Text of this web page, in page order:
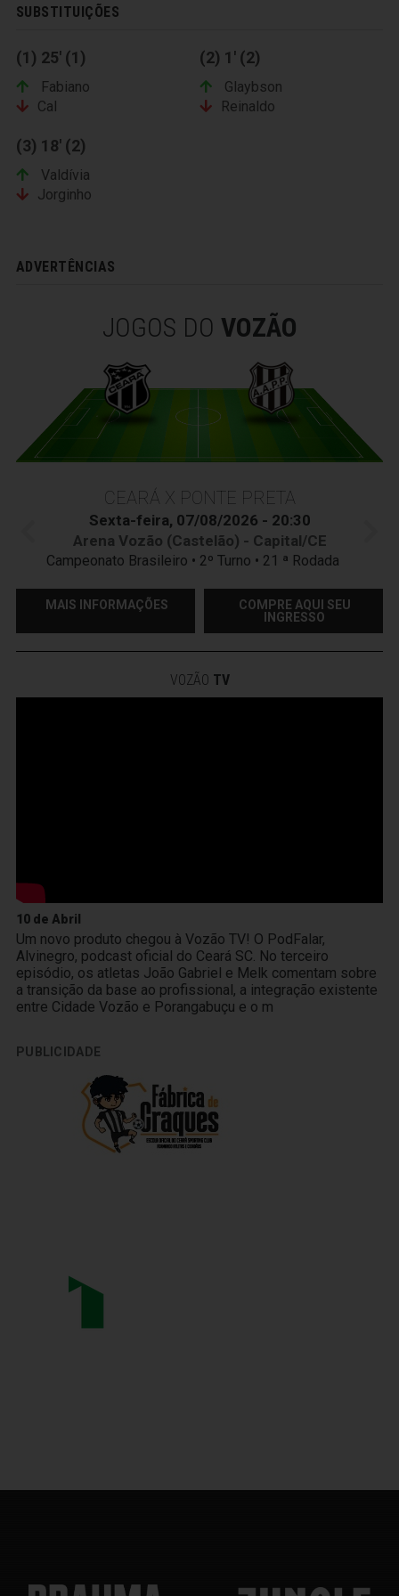
SUBSTITUIÇÕES
(1) 25' (1)
Fabiano
Cal
(2) 1' (2)
Glaybson
Reinaldo
(3) 18' (2)
Valdívia
Jorginho
ADVERTÊNCIAS
JOGOS DO VOZÃO
CEARÁ X PONTE PRETA
Sexta-feira, 07/08/2026 - 20:30
Arena Vozão (Castelão) - Capital/CE
Campeonato Brasileiro • 2º Turno • 21 ª Rodada
MAIS INFORMAÇÕES
COMPRE AQUI SEU
INGRESSO
VOZÃO TV
10 de Abril
Um novo produto chegou à Vozão TV! O PodFalar,
Alvinegro, podcast oficial do Ceará SC. No terceiro
episódio, os atletas João Gabriel e Melk comentam sobre
a transição da base ao profissional, a integração existente
entre Cidade Vozão e Porangabuçu e o m
PUBLICIDADE